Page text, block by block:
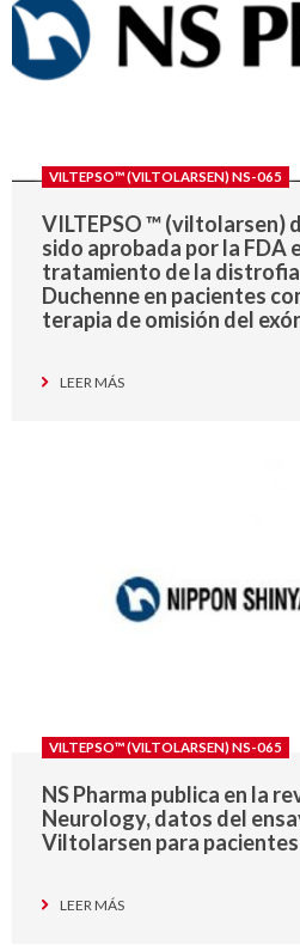
VILTEPSO™ (VILTOLARSEN) NS-065
VILTEPSO ™ (viltolarsen)
sido aprobada por la FDA
tratamiento de la
Duchenne en pacientes
terapia de omisión del
LEER MÁS
VILTEPSO™ (VILTOLARSEN) NS-065
NS Pharma publica en la
Neurology, datos del
Viltolarsen para
LEER MÁS